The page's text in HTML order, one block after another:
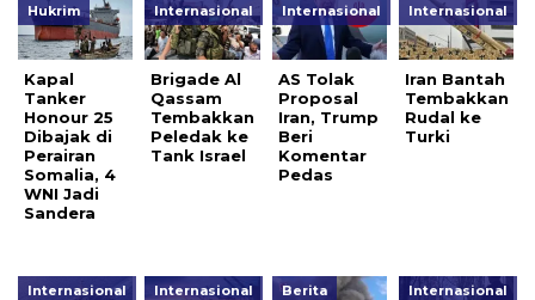
Hukrim
Kapal
Tanker
Honour 25
Dibajak di
Perairan
Somalia, 4
WNI Jadi
Sandera
Internasional
Brigade Al
Qassam
Tembakkan
Peledak ke
Tank Israel
Internasional
AS Tolak
Proposal
Iran, Trump
Beri
Komentar
Pedas
Internasional
Iran Bantah
Tembakkan
Rudal ke
Turki
Internasional Internasional Berita Internasional